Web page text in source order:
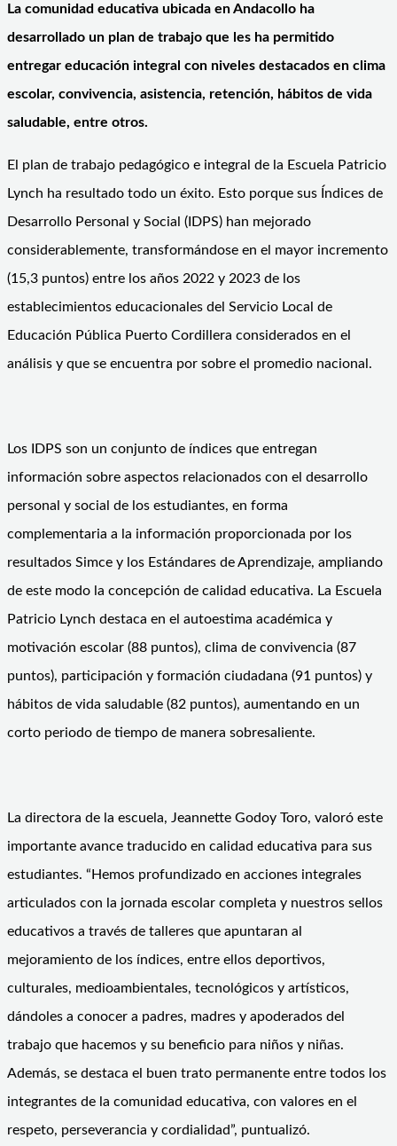
La comunidad educativa ubicada en Andacollo ha
desarrollado un plan de trabajo que les ha permitido
entregar educación integral con niveles destacados en clima
escolar, convivencia, asistencia, retención, hábitos de vida
saludable, entre otros.
El plan de trabajo pedagógico e integral de la Escuela Patricio
Lynch ha resultado todo un éxito. Esto porque sus Índices de
Desarrollo Personal y Social (IDPS) han mejorado
considerablemente, transformándose en el mayor incremento
(15,3 puntos) entre los años 2022 y 2023 de los
establecimientos educacionales del Servicio Local de
Educación Pública Puerto Cordillera considerados en el
análisis y que se encuentra por sobre el promedio nacional.
Los IDPS son un conjunto de índices que entregan
información sobre aspectos relacionados con el desarrollo
personal y social de los estudiantes, en forma
complementaria a la información proporcionada por los
resultados Simce y los Estándares de Aprendizaje, ampliando
de este modo la concepción de calidad educativa. La Escuela
Patricio Lynch destaca en el autoestima académica y
motivación escolar (88 puntos), clima de convivencia (87
puntos), participación y formación ciudadana (91 puntos) y
hábitos de vida saludable (82 puntos), aumentando en un
corto periodo de tiempo de manera sobresaliente.
La directora de la escuela, Jeannette Godoy Toro, valoró este
importante avance traducido en calidad educativa para sus
estudiantes. “Hemos profundizado en acciones integrales
articulados con la jornada escolar completa y nuestros sellos
educativos a través de talleres que apuntaran al
mejoramiento de los índices, entre ellos deportivos,
culturales, medioambientales, tecnológicos y artísticos,
dándoles a conocer a padres, madres y apoderados del
trabajo que hacemos y su beneficio para niños y niñas.
Además, se destaca el buen trato permanente entre todos los
integrantes de la comunidad educativa, con valores en el
respeto, perseverancia y cordialidad”, puntualizó.